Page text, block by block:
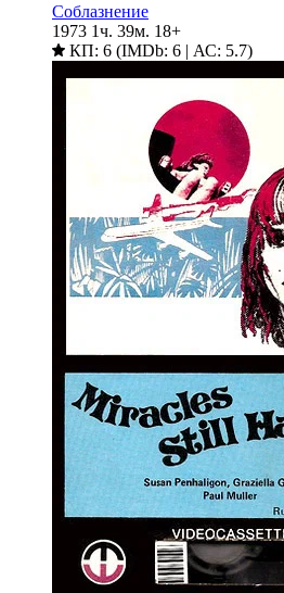
Соблазнение
1973 1ч. 39м. 18+
КП: 6 (IMDb: 6 | АС: 5.7)